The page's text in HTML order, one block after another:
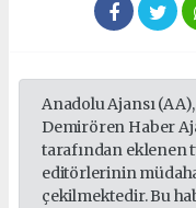
Anadolu Ajansı
Demirören Haber
tarafından eklenen
editörlerinin
çekilmektedir. Bu